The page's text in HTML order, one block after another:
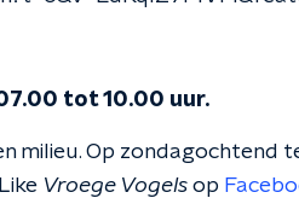
tot 10.00 uur.
milieu. Op zondagochtend
Vroege Vogels op